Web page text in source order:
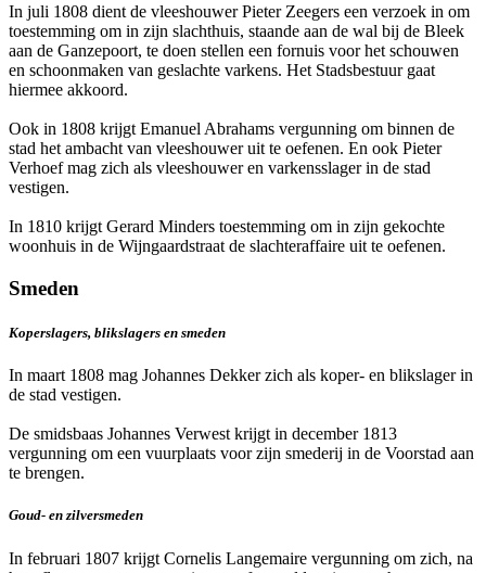
In juli 1808 dient de vleeshouwer Pieter Zeegers een verzoek in om
toestemming om in zijn slachthuis, staande aan de wal bij de Bleek
aan de Ganzepoort, te doen stellen een fornuis voor het schouwen
en schoonmaken van geslachte varkens. Het Stadsbestuur gaat
hiermee akkoord.
Ook in 1808 krijgt Emanuel Abrahams vergunning om binnen de
stad het ambacht van vleeshouwer uit te oefenen. En ook Pieter
Verhoef mag zich als vleeshouwer en varkensslager in de stad
vestigen.
In 1810 krijgt Gerard Minders toestemming om in zijn gekochte
woonhuis in de Wijngaardstraat de slachteraffaire uit te oefenen.
Smeden
Koperslagers, blikslagers en smeden
In maart 1808 mag Johannes Dekker zich als koper- en blikslager in
de stad vestigen.
De smidsbaas Johannes Verwest krijgt in december 1813
vergunning om een vuurplaats voor zijn smederij in de Voorstad aan
te brengen.
Goud- en zilversmeden
In februari 1807 krijgt Cornelis Langemaire vergunning om zich, na